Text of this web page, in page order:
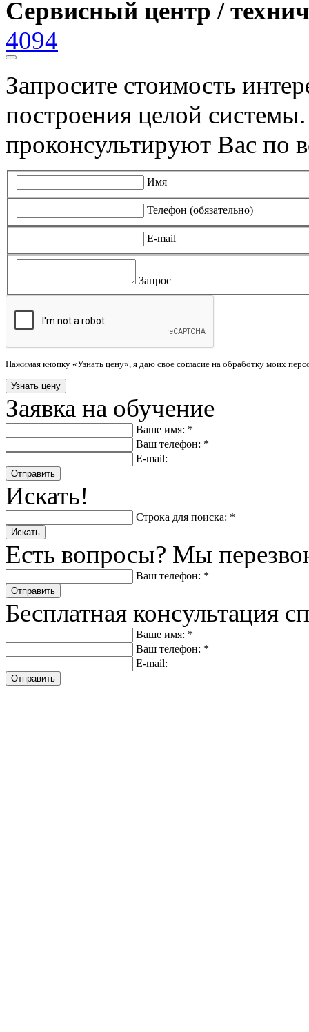
Сервисный центр /
4094
Запросите стоимость
построения целой
проконсультируют Вас по
Имя
Телефон (обязательно)
E-mail
Запрос
Нажимая кнопку «Узнать цену», я даю свое согласие на обработку моих
Заявка на обучение
Ваше имя: *
Ваш телефон: *
E-mail:
Отправить
Искать!
Строка для поиска: *
Искать
Есть вопросы? Мы
Ваш телефон: *
Отправить
Бесплатная консультация
Ваше имя: *
Ваш телефон: *
E-mail:
Отправить